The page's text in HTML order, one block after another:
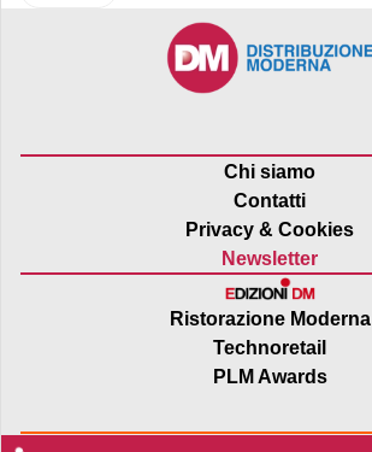
Chi siamo
Contatti
Privacy & Cookies
Newsletter
Ristorazione Moderna
Technoretail
PLM Awards